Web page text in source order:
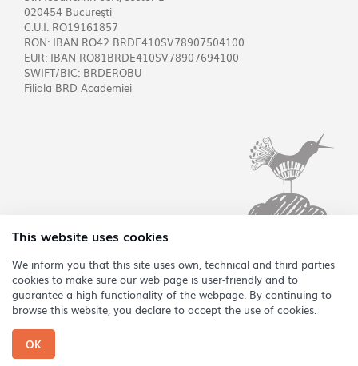
020454 Bucureşti
C.U.I. RO19161857
RON: IBAN RO42 BRDE410SV78907504100
EUR: IBAN RO81BRDE410SV78907694100
SWIFT/BIC: BRDEROBU
Filiala BRD Academiei
EN
This website uses cookies
We inform you that this site uses own, technical and third parties
cookies to make sure our web page is user-friendly and to
guarantee a high functionality of the webpage. By continuing to
browse this website, you declare to accept the use of cookies.
OK